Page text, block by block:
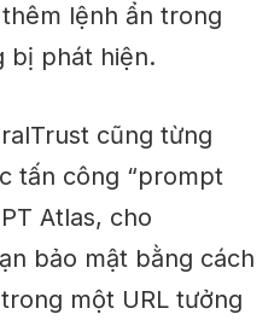
lệnh ẩn trong
bị phát hiện.
cũng từng
tấn công “prompt
Atlas, cho
bảo mật bằng cách
một URL tưởng